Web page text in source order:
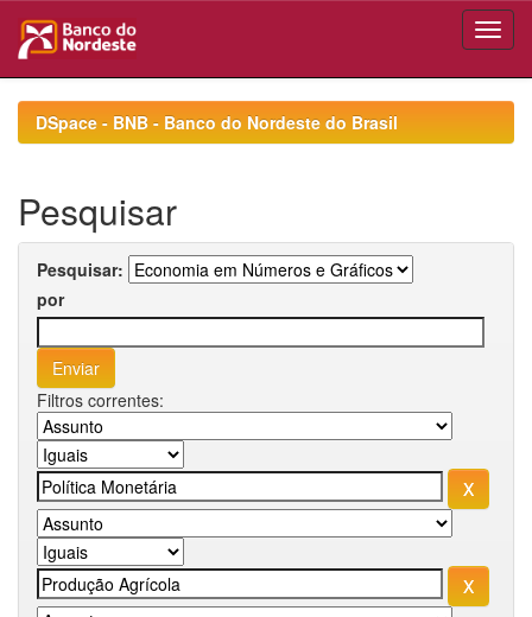
navigationDSpace - BNB - Banco do Nordeste do Brasil
Pesquisar
Pesquisar:
por
Filtros correntes: